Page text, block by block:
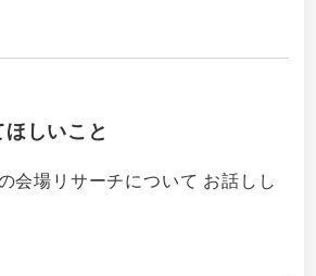
しいこと
場リサーチについて お話しし